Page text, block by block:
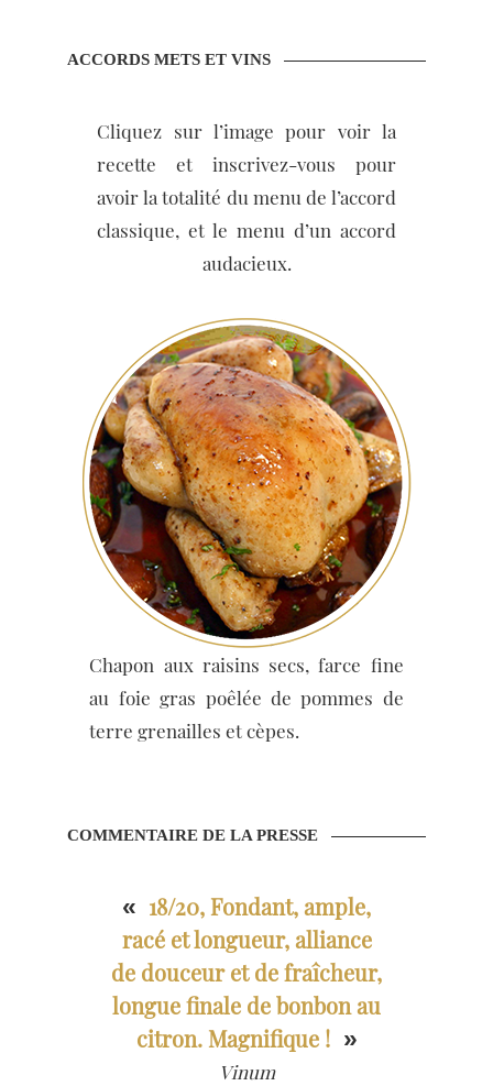
ACCORDS METS ET VINS
Cliquez sur l’image pour voir la
recette et inscrivez-vous pour
avoir la totalité du menu de l’accord
classique, et le menu d’un accord
audacieux.
Chapon aux raisins secs, farce fine
au foie gras poêlée de pommes de
terre grenailles et cèpes.
COMMENTAIRE DE LA PRESSE
« 18/20, Fondant, ample,
racé et longueur, alliance
de douceur et de fraîcheur,
longue finale de bonbon au
citron. Magnifique !»
Vinum